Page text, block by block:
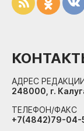
АДРЕС
248000, г.
ТЕЛЕФОН/ФАКС
+7(4842)79-04-